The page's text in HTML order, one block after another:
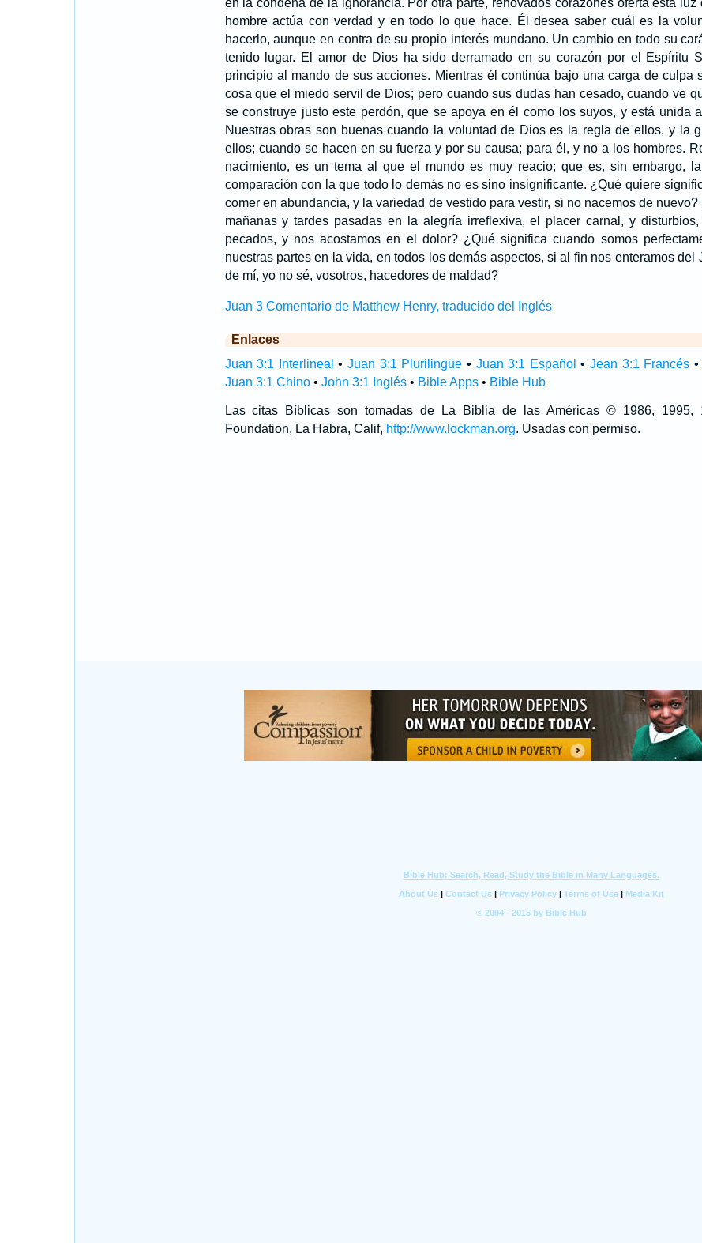
en la condena de la ignorancia. Por otra parte, renovados corazones oferta esta
hombre actúa con verdad y en todo lo que hace. Él desea saber cuál es la
hacerlo, aunque en contra de su propio interés mundano. Un cambio en todo su
tenido lugar. El amor de Dios ha sido derramado en su corazón por el Espíritu
principio al mando de sus acciones. Mientras él continúa bajo una carga de culpa
cosa que el miedo servil de Dios; pero cuando sus dudas han cesado, cuando ve
se construye justo este perdón, que se apoya en él como los suyos, y está unida
Nuestras obras son buenas cuando la voluntad de Dios es la regla de ellos, y la
ellos; cuando se hacen en su fuerza y por su causa; para él, y no a los hombres.
nacimiento, es un tema al que el mundo es muy reacio; que es, sin embargo,
comparación con la que todo lo demás no es sino insignificante. ¿Qué quiere
comer en abundancia, y la variedad de vestido para vestir, si no nacemos de
mañanas y tardes pasadas en la alegría irreflexiva, el placer carnal, y
pecados, y nos acostamos en el dolor? ¿Qué significa cuando somos
nuestras partes en la vida, en todos los demás aspectos, si al fin nos enteramos del
de mí, yo no sé, vosotros, hacedores de maldad?
Juan 3 Comentario de Matthew Henry, traducido del Inglés
Enlaces
Juan 3:1 Interlineal •Juan 3:1 Plurilingüe • Juan 3:1 Español •Jean 3:1 Francés •
Juan 3:1 Chino• John 3:1 Inglés• Bible Apps• Bible Hub
Las citas Bíblicas son tomadas de La Biblia de las Américas © 1986, 1995,
Foundation, La Habra, Calif, http://www.lockman.org. Usadas con permiso.